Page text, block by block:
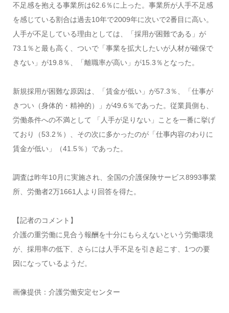
不足感を抱える事業所は62.6％に上った。事業所が人手不足感
を感じている割合は過去10年で2009年に次いで2番目に高い。
人手が不足している理由としては、「採用が困難である」が
73.1％と最も高く、ついで「事業を拡大したいが人材が確保で
きない」が19.8％、「離職率が高い」が15.3％となった。
新規採用が困難な原因は、「賃金が低い」が57.3％、「仕事が
きつい（身体的・精神的）」が49.6％であった。従業員側も、
労働条件への不満として 「人手が足りない」ことを一番に挙げ
ており（53.2％）、その次に多かったのが「仕事内容のわりに
賃金が低い」（41.5％）であった。
調査は昨年10月に実施され、全国の介護保険サービス8993事業
所、労働者2万1661人より回答を得た。
【記者のコメント】
介護の重労働に見合う報酬を十分にもらえないという労働環境
が、採用率の低下、さらには人手不足を引き起こす、1つの要
因になっているようだ。
画像提供：介護労働安定センター